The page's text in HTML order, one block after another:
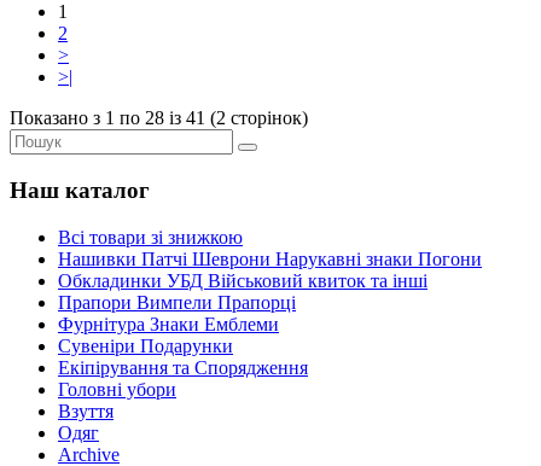
1
2
>
>|
Показано з 1 по 28 із 41 (2 сторінок)
Наш каталог
Всі товари зі знижкою
Нашивки Патчі Шеврони Нарукавні знаки Погони
Обкладинки УБД Військовий квиток та інші
Прапори Вимпели Прапорці
Фурнітура Знаки Емблеми
Сувеніри Подарунки
Екіпірування та Спорядження
Головні убори
Взуття
Одяг
Archive